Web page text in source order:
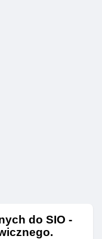
do SIO -